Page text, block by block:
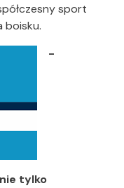
sport
boisku.
-
tylko